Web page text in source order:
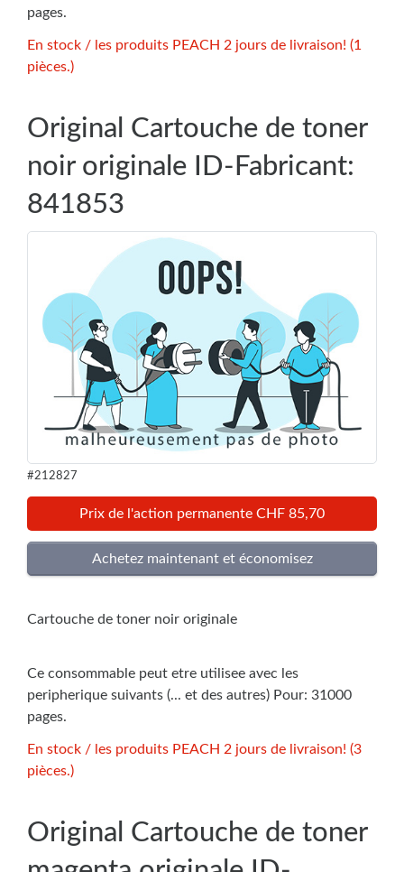
pages.
En stock / les produits PEACH 2 jours de livraison! (1
pièces.)
Original Cartouche de toner
noir originale ID-Fabricant:
841853
#212827
Prix de l'action permanente CHF 85,70
Cartouche de toner noir originale
Ce consommable peut etre utilisee avec les
peripherique suivants (... et des autres) Pour: 31000
pages.
En stock / les produits PEACH 2 jours de livraison! (3
pièces.)
Original Cartouche de toner